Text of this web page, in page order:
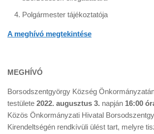
Polgármester tájékoztatója
A meghívó megtekintése
MEGHÍVÓ
Borsodszentgyörgy Község
testülete 2022. augusztus 3. napján 16:00
Közös Önkormányzati Hivatal
Kirendeltségén rendkívüli ülést tart, melyre